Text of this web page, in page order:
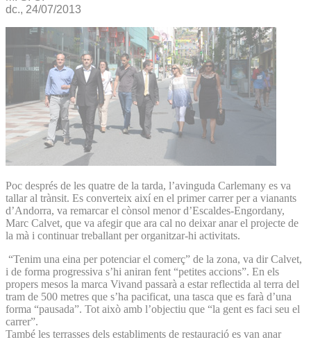
dc., 24/07/2013
Poc després de les quatre de la tarda, l’avinguda Carlemany es va
tallar al trànsit. Es converteix així en el primer carrer per a vianants
d’Andorra, va remarcar el cònsol menor d’Escaldes-Engordany,
Marc Calvet, que va afegir que ara cal no deixar anar el projecte de
la mà i continuar treballant per organitzar-hi activitats.
“Tenim una eina per potenciar el comerç” de la zona, va dir Calvet,
i de forma progressiva s’hi aniran fent “petites accions”. En els
propers mesos la marca Vivand passarà a estar reflectida al terra del
tram de 500 metres que s’ha pacificat, una tasca que es farà d’una
forma “pausada”. Tot això amb l’objectiu que “la gent es faci seu el
carrer”.
També les terrasses dels establiments de restauració es van anar